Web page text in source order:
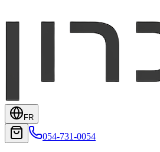
FR
054-731-0054